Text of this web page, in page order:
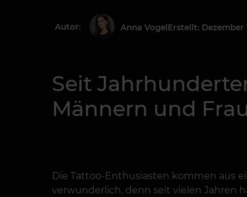
Autor: Anna Vogel Erstellt: Dezember
Seit
Männern und
Die Tattoo-Enthusiasten kommen aus
verwunderlich, denn seit vielen Jahren